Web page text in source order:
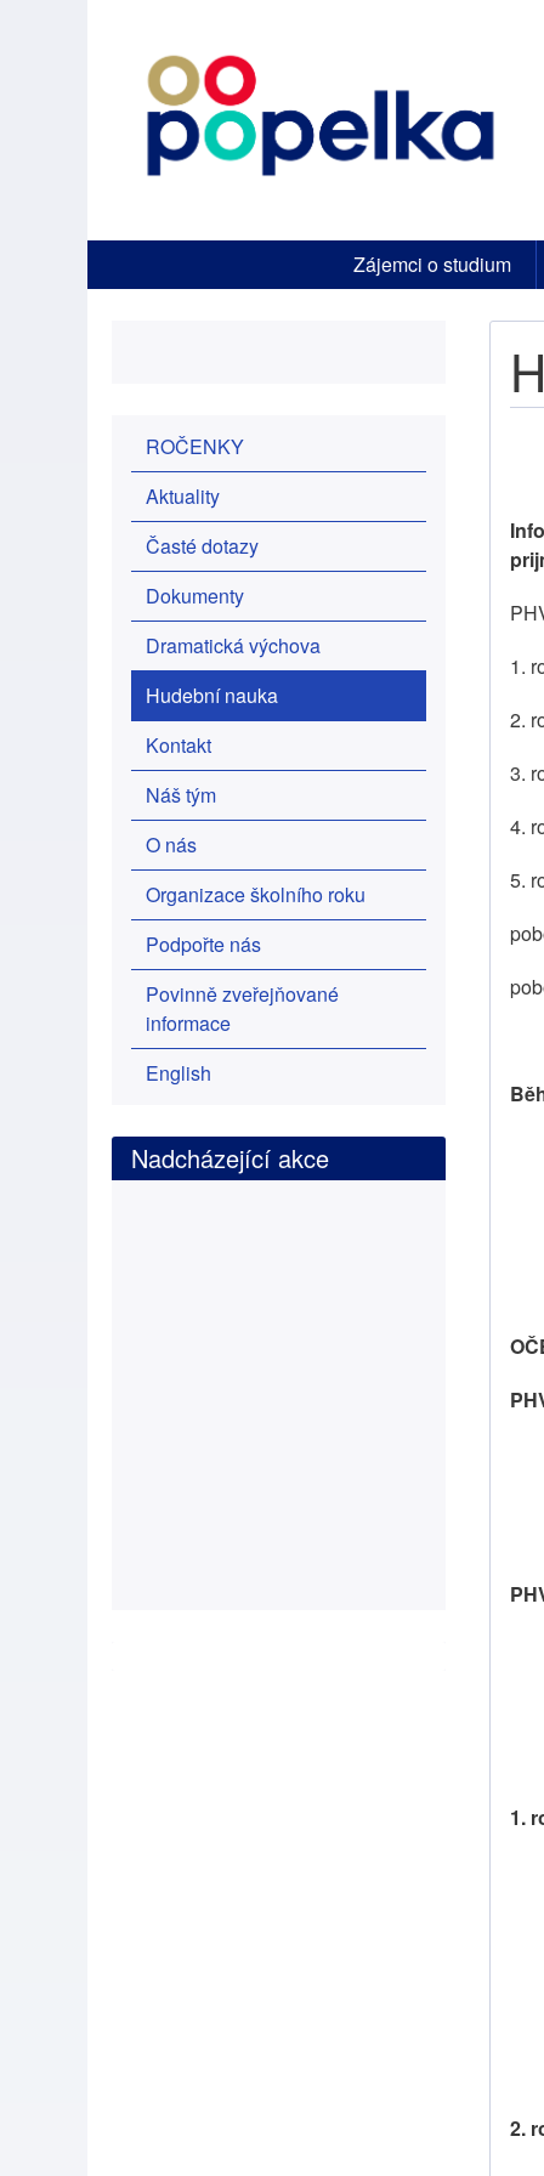
menu
Zájemci o studium
1.
2.
3.
4.
5.
1.
2.
Postranní
menu
ROČENKY
Aktuality
Časté dotazy
Dokumenty
Dramatická výchova
Hudební nauka
Kontakt
Náš tým
O nás
Organizace školního roku
Podpořte nás
Povinně zveřejňované
informace
English
Nadcházející akce